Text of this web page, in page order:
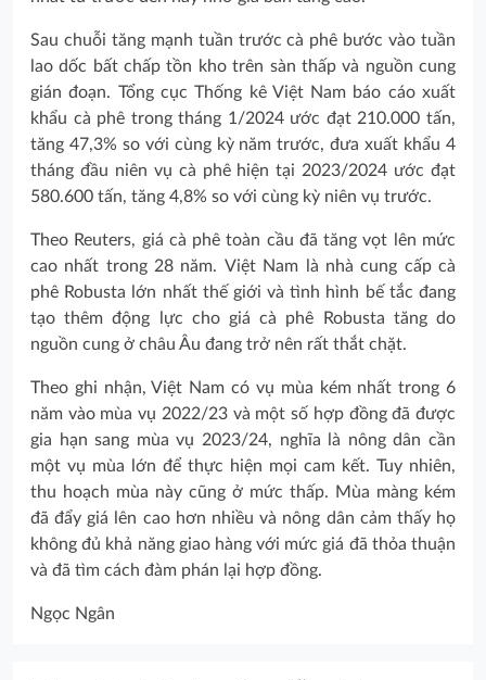
Sau chuỗi tăng mạnh tuần trước cà phê bước vào tuần
lao dốc bất chấp tồn kho trên sàn thấp và nguồn cung
gián đoạn. Tổng cục Thống kê Việt Nam báo cáo xuất
khẩu cà phê trong tháng 1/2024 ước đạt 210.000 tấn,
tăng 47,3% so với cùng kỳ năm trước, đưa xuất khẩu 4
tháng đầu niên vụ cà phê hiện tại 2023/2024 ước đạt
580.600 tấn, tăng 4,8% so với cùng kỳ niên vụ trước.
Theo Reuters, giá cà phê toàn cầu đã tăng vọt lên mức
cao nhất trong 28 năm. ‏Việt Nam là nhà cung cấp cà
phê Robusta lớn nhất thế giới và tình hình bế tắc đang
tạo thêm động lực cho giá cà phê Robusta tăng do
năm vào mùa vụ 2022/23 và một số hợp đồng đã được
gia hạn sang mùa vụ 2023/24, nghĩa là nông dân cần
một vụ mùa lớn để thực hiện mọi cam kết. Tuy nhiên,
thu hoạch mùa này cũng ở mức thấp. Mùa màng kém
đã đẩy giá lên cao hơn nhiều và nông dân cảm thấy họ
không đủ khả năng giao hàng với mức giá đã thỏa thuận
và đã tìm cách đàm phán lại hợp đồng.
Ngọc Ngân